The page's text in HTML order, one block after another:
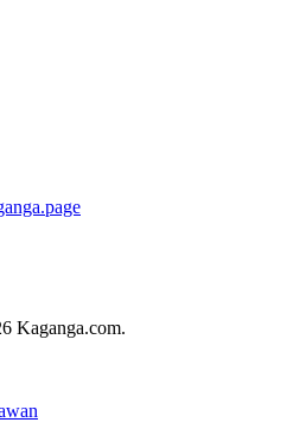
Kaganga.com.